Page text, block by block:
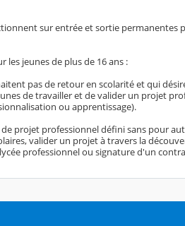
sur entrée et sortie
les jeunes de plus de 16 ans :
pas de retour en scolarité et qui
de travailler et de valider un projet
ou apprentissage).
projet professionnel défini sans pour
valider un projet à travers la
professionnel ou signature d'un